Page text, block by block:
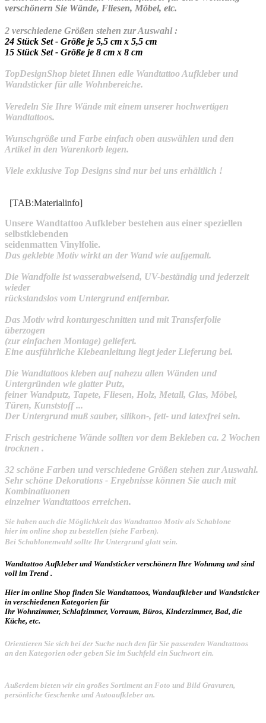
verschönern Sie Wände, Fliesen, Möbel, etc.
2 verschiedene Größen stehen zur Auswahl :
24 Stück Set - Größe je 5,5 cm x 5,5 cm
15 Stück Set - Größe je 8 cm x 8 cm
TopDesignShop bietet Ihnen edle Wandtattoo Aufkleber und
Wandsticker für alle Wohnbereiche.
Veredeln Sie Ihre Wände mit einem unserer hochwertigen
Wandtattoos.
Wunschgröße und Farbe einfach oben auswählen und den
Artikel in den Warenkorb legen.
Viele exklusive Top Designs sind nur bei uns erhältlich !
[TAB:Materialinfo]
Unsere Wandtattoo Aufkleber bestehen aus einer speziellen
selbstklebenden
seidenmatten Vinylfolie.
Das geklebte Motiv wirkt an der Wand wie aufgemalt.
Die Wandfolie ist wasserabweisend, UV-beständig und jederzeit
wieder
rückstandslos vom Untergrund entfernbar.
Das Motiv wird konturgeschnitten und mit Transferfolie
überzogen
(zur einfachen Montage) geliefert.
Eine ausführliche Klebeanleitung liegt jeder Lieferung bei.
Die Wandtattoos kleben auf nahezu allen Wänden und
Untergründen wie glatter Putz,
feiner Wandputz, Tapete, Fliesen, Holz, Metall, Glas, Möbel,
Türen, Kunststoff ...
Der Untergrund muß sauber, silikon-, fett- und latexfrei sein.
Frisch gestrichene Wände sollten vor dem Bekleben ca. 2 Wochen
trocknen .
32 schöne Farben und verschiedene Größen stehen zur Auswahl.
Sehr schöne Dekorations - Ergebnisse können Sie auch mit
Kombinatiuonen
einzelner Wandtattoos erreichen.
Sie haben auch die Möglichkeit das Wandtattoo Motiv als Schablone
hier im online shop zu bestellen (siehe Farben).
Bei Schablonenwahl sollte Ihr Untergrund glatt sein.
Wandtattoo Aufkleber und Wandsticker verschönern Ihre Wohnung und sind
voll im Trend .
Hier im online Shop finden Sie Wandtattoos, Wandaufkleber und Wandsticker
in verschiedenen Kategorien für
Ihr Wohnzimmer, Schlafzimmer, Vorraum, Büros, Kinderzimmer, Bad, die
Küche, etc.
Orientieren Sie sich bei der Suche nach den für Sie passenden Wandtattoos
an den Kategorien oder geben Sie im Suchfeld ein Suchwort ein.
Außerdem bieten wir ein großes Sortiment an Foto und Bild Gravuren,
persönliche Geschenke und Autoaufkleber an.